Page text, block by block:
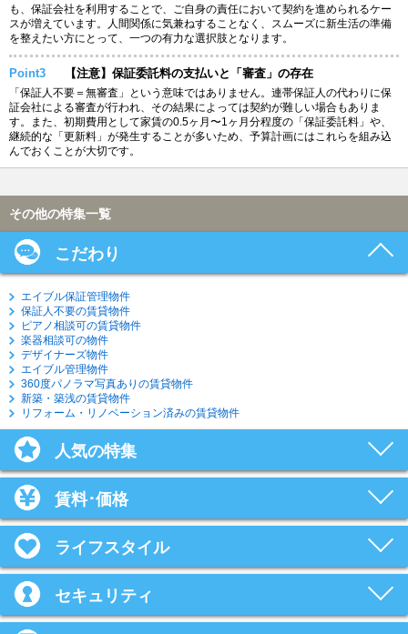
も、保証会社を利用することで、ご自身の責任において契約を進められるケー
スが増えています。人間関係に気兼ねすることなく、スムーズに新生活の準備
を整えたい方にとって、一つの有力な選択肢となります。
Point3 【注意】保証委託料の支払いと「審査」の存在
「保証人不要＝無審査」という意味ではありません。連帯保証人の代わりに保
証会社による審査が行われ、その結果によっては契約が難しい場合もありま
す。また、初期費用として家賃の0.5ヶ月〜1ヶ月分程度の「保証委託料」や、
継続的な「更新料」が発生することが多いため、予算計画にはこれらを組み込
んでおくことが大切です。
その他の特集一覧
こだわり
エイブル保証管理物件
保証人不要の賃貸物件
ピアノ相談可の賃貸物件
楽器相談可の物件
デザイナーズ物件
エイブル管理物件
360度パノラマ写真ありの賃貸物件
新築・築浅の賃貸物件
リフォーム・リノベーション済みの賃貸物件
人気の特集
賃料･価格
ライフスタイル
セキュリティ